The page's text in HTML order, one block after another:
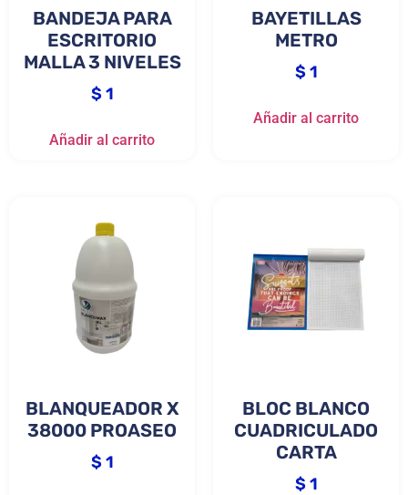
BANDEJA PARA
ESCRITORIO
MALLA 3 NIVELES
$1
Añadir al carrito
BAYETILLAS
METRO
$1
Añadir al carrito
BLANQUEADOR X
38000 PROASEO
$1
BLOC BLANCO
CUADRICULADO
CARTA
$1